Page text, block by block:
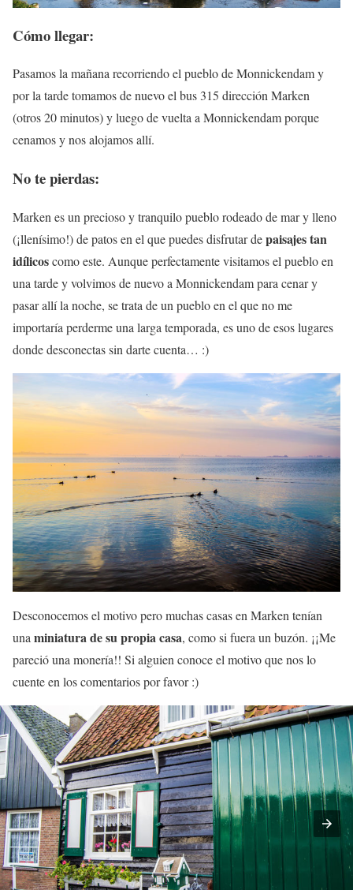
Cómo llegar:
Pasamos la mañana recorriendo el pueblo de Monnickendam y
por la tarde tomamos de nuevo el bus 315 dirección Marken
(otros 20 minutos) y luego de vuelta a Monnickendam porque
cenamos y nos alojamos allí.
No te pierdas:
Marken es un precioso y tranquilo pueblo rodeado de mar y lleno
(¡llenísimo!) de patos en el que puedes disfrutar depaisajes tan
idílicoscomo este. Aunque perfectamente visitamos el pueblo en
una tarde y volvimos de nuevo a Monnickendam para cenar y
pasar allí la noche, se trata de un pueblo en el que no me
importaría perderme una larga temporada, es uno de esos lugares
donde desconectas sin darte cuenta… :)
Desconocemos el motivo pero muchas casas en Marken tenían
una miniatura de su propia casa, como si fuera un buzón. ¡¡Me
pareció una monería!! Si alguien conoce el motivo que nos lo
cuente en los comentarios por favor :)